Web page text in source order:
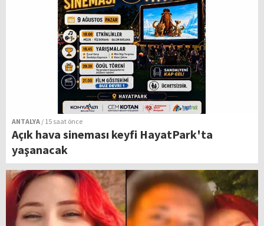
ANTALYA / 15 saat önce
Açık hava sineması keyfi HayatPark'ta
yaşanacak